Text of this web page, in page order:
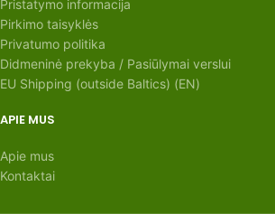
Pristatymo informacija
Pirkimo taisyklės
Privatumo politika
Didmeninė prekyba / Pasiūlymai verslui
EU Shipping (outside Baltics) (EN)
APIE MUS
Apie mus
Kontaktai